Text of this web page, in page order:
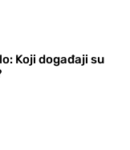
Koji događaji su